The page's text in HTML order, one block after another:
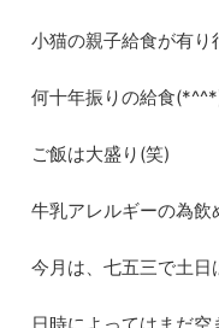
小猫の親子給食が有り
何十年振りの給食
ご飯は大盛り(笑)
牛乳アレルギーの為
今月は、七五三で土